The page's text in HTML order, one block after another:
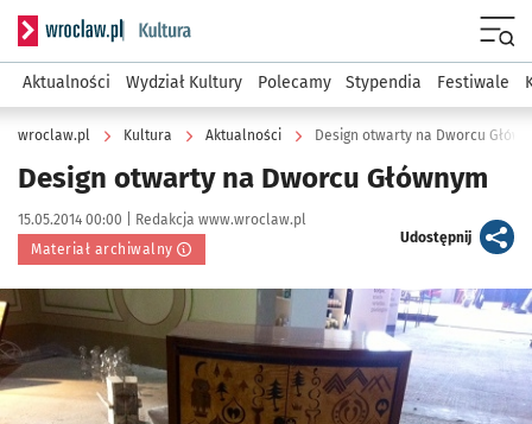
Serwis informacyjny wroclaw.pl podserwis: Kultura
Aktualności Wydział Kultury Polecamy Stypendia Festiwale
wroclaw.pl Kultura Aktualności Design otwarty na Dworcu
Design otwarty na Dworcu Głównym
Data publikacji:
15.05.2014 00:00 | Autor:
Redakcja www.wroclaw.pl
Materiał archiwalny
Udostępnijartykuł
Kliknij, aby powiększyć